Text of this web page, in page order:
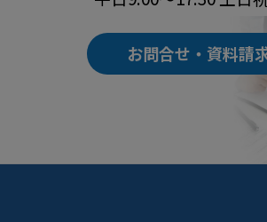
お問合せ・資料請